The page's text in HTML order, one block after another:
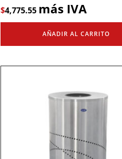
$4,775.55 más IVA
AÑADIR AL CARRITO